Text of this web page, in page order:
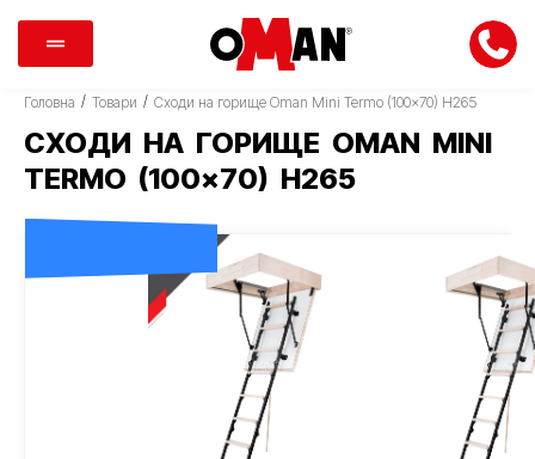
Головна / Товари / Сходи на горище Oman Mini Termo (100×70) H265
СХОДИ НА ГОРИЩЕ OMAN MINI
TERMO (100×70) H265
ДОСТАВКА 0 ГРН